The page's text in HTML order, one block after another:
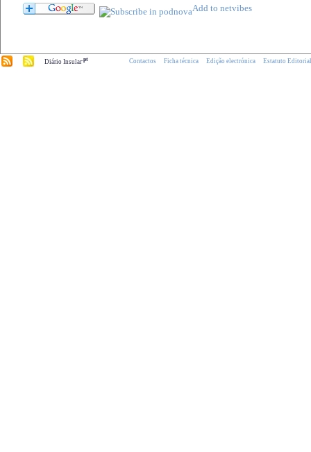
Diário Insular.pt Contactos Ficha técnica Edição electrónica Estatuto Editorial